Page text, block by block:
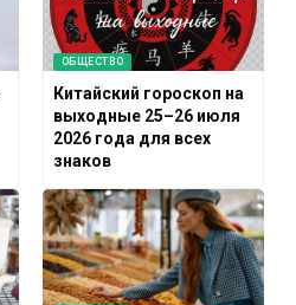
ОБЩЕСТВО
Китайский гороскоп на
выходные 25–26 июля
2026 года для всех
знаков